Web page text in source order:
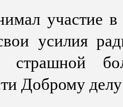
участие
усилия
страшной
Доброму